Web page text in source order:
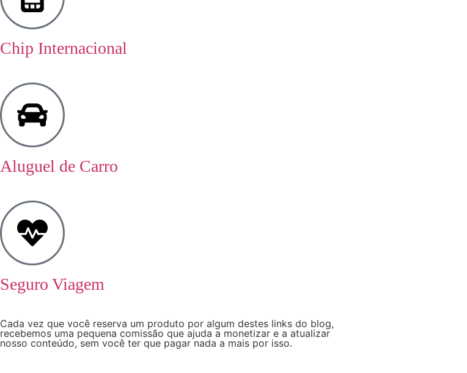
Chip Internacional
Aluguel de Carro
Seguro Viagem
Cada vez que você reserva um produto por algum destes links do blog,
recebemos uma pequena comissão que ajuda a monetizar e a atualizar
nosso conteúdo, sem você ter que pagar nada a mais por isso.